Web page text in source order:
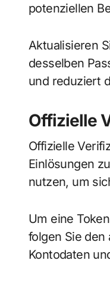
potenziellen
Aktualisieren
desselben
und reduziert
Offizielle
Offizielle
Einlösungen
nutzen, um
Um eine
folgen Sie den
Kontodaten